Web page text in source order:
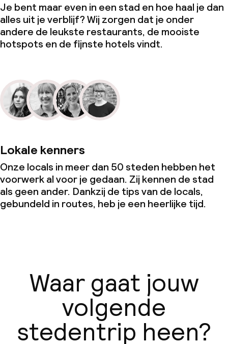
Je bent maar even in een stad en hoe haal je dan
alles uit je verblijf? Wij zorgen dat je onder
andere de leukste restaurants, de mooiste
hotspots en de fijnste hotels vindt.
Lokale kenners
Onze locals in meer dan 50 steden hebben het
voorwerk al voor je gedaan. Zij kennen de stad
als geen ander. Dankzij de tips van de locals,
gebundeld in routes, heb je een heerlijke tijd.
Waar gaat jouw
volgende
stedentrip heen?